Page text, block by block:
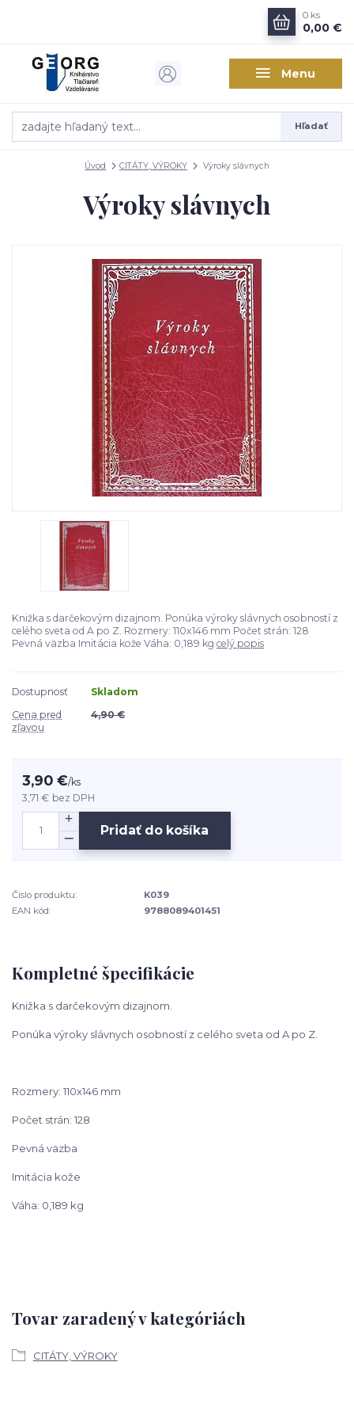
Menu
Hľadať
0 ks
0,00 €
Úvod CITÁTY, VÝROKY Výroky slávnych
Výroky slávnych
Knižka s darčekovým dizajnom. Ponúka výroky slávnych osobností z
celého sveta od A po Z. Rozmery: 110x146 mm Počet strán: 128
Pevná väzba Imitácia kože Váha: 0,189 kg celý popis
Dostupnosť
Skladom
Cena pred
zľavou
4,90 €
3,90 €/ks
3,71 € bez DPH
Pridať do košíka
Číslo produktu:
K039
EAN kód:
9788089401451
Kompletné špecifikácie
Knižka s darčekovým dizajnom.
Ponúka výroky slávnych osobnostíz celého sveta od A po Z.
Rozmery: 110x146 mm
Počet strán: 128
Pevná väzba
Imitácia kože
Váha: 0,189 kg
Tovar zaradený v kategóriách
CITÁTY, VÝROKY